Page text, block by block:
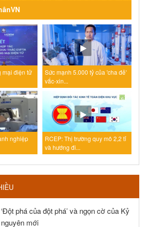
mại điện tử
Sức mạnh 5.000 tỷ của 'cha đẻ'
vắc-xin...
nghiệp
RCEP: Thị trường quy mô 2,2 tỉ
và hướng đi...
‘Đột phá của đột phá’ và ngọn cờ của Kỷ
nguyên mới